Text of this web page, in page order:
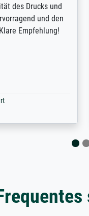
ich ein
Das habe ich bei
der Auswahl der